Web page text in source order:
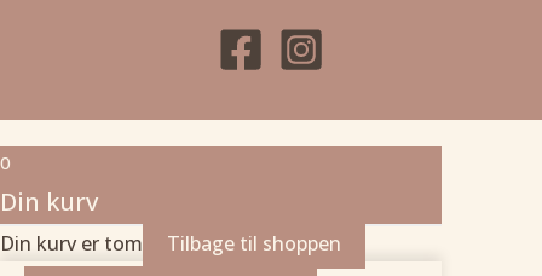
0
Din kurv
Din kurv er tom Tilbage til shoppen